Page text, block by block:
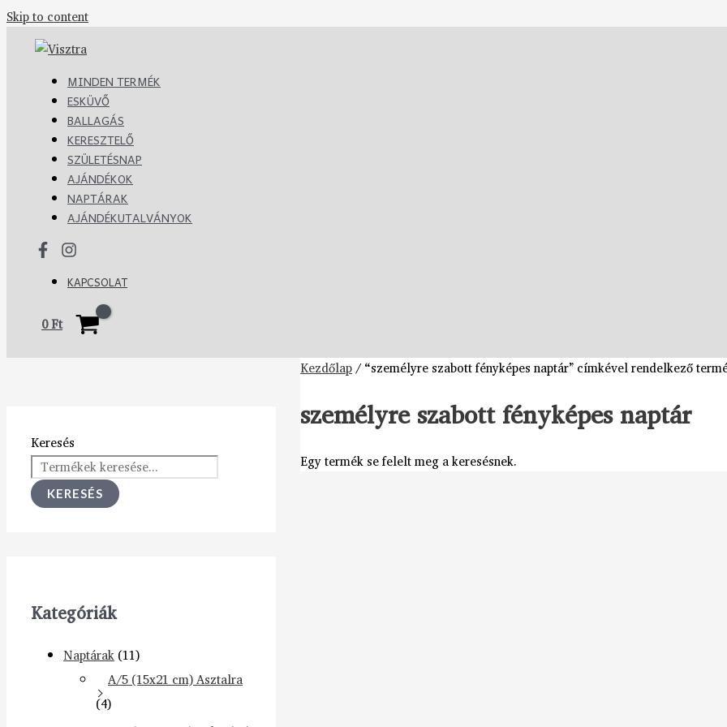
Skip to content
MINDEN TERMÉK
ESKÜVŐ
BALLAGÁS
KERESZTELŐ
SZÜLETÉSNAP
AJÁNDÉKOK
NAPTÁRAK
AJÁNDÉKUTALVÁNYOK
KAPCSOLAT
0Ft
Keresés
KERESÉS
Kategóriák
Naptárak (11)
A/5 (15x21 cm) Asztalra
(4)
Kezdőlap/ “személyre szabott fényképes naptár” címkével rendelkező
személyre szabott fényképes naptár
Egy termék se felelt meg a keresésnek.